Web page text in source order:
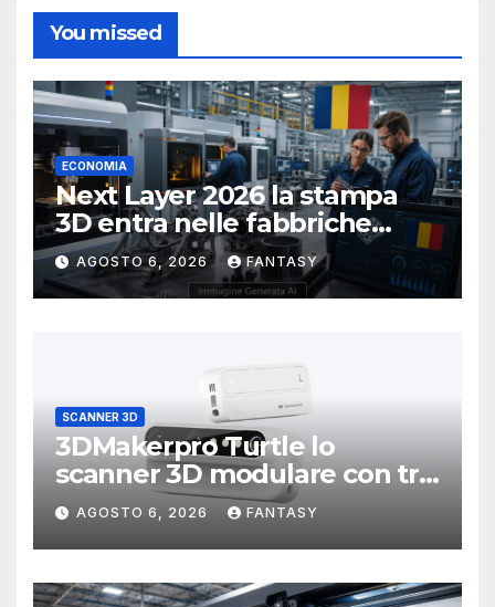
You missed
ECONOMIA
Next Layer 2026 la stampa
3D entra nelle fabbriche
rumene
AGOSTO 6, 2026 FANTASY
SCANNER 3D
3DMakerpro Turtle lo
scanner 3D modulare con tre
testine intercambiabili
AGOSTO 6, 2026 FANTASY